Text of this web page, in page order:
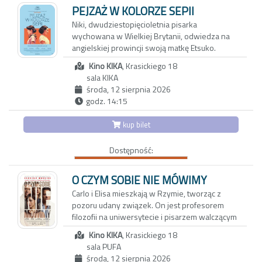
pogórza. Reżyserka tworzy wzruszający film o
pamięci, przyjaźni i przemijaniu. Portret
bohaterek, które są dla siebie wszystkim,
skłania do przewartościowania priorytetów i
spojrzenia na rzeczywistość z mniej
uczęszczanej strony
PEJZAŻ W KOLORZE SEPII
Niki, dwudziestopięcioletnia pisarka
wychowana w Wielkiej Brytanii, odwiedza na
angielskiej prowincji swoją matkę Etsuko.
Pretekstem jest sprzedaż rodzinnego domu,
ale za pozornie zwyczajnym spotkaniem kryje
się potrzeba zadania pytań, które przez lata
pozostawały niewypowiedziane. Niki wie
niewiele o japońskiej przeszłości matki, o
powojennym Nagasaki, z którego Etsuko
wyjechała do Wielkiej Brytanii, ani o
Japonię jej starsza córka Keiko. Wyznania
Etsuko pełne są luk, uników i przemilczeń;
każde wspomnienie może być zarówno
tropem prowadzącym do prawdy, jak i zasłoną
chroniącą przed bolesną pamięcią.
Kino KIKA, Krasickiego 18
sala KIKA
środa, 12 sierpnia 2026
godz. 14:15
kup bilet
Dostępność:
O CZYM SOBIE NIE MÓWIMY
Carlo i Elisa mieszkają w Rzymie, tworząc z
pozoru udany związek. On jest profesorem
filozofii na uniwersytecie i pisarzem walczącym
z kryzysem twórczym. Ona z kolei to
utalentowana, błyskotliwa dziennikarka, której
felietony ukazują się w międzynarodowych
Kino KIKA, Krasickiego 18
sala PUFA
środa, 12 sierpnia 2026